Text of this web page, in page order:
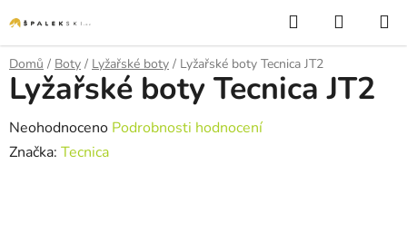
Hledat
Domů / Boty / Lyžařské boty / Lyžařské boty Tecnica JT2
Lyžařské boty Tecnica JT2
Průměrné hodnocení produktu je 0,0 z 5 hvězdiček.
Neohodnoceno Podrobnosti hodnocení
Značka: Tecnica